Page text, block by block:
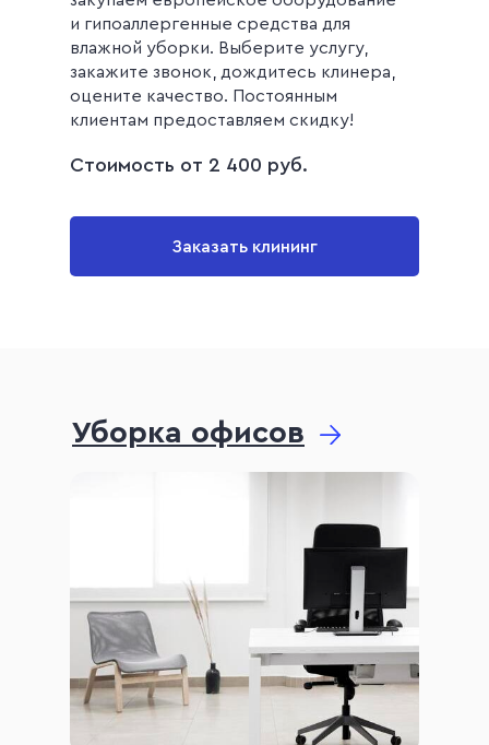
и гипоаллергенные средства для
влажной уборки. Выберите услугу,
закажите звонок, дождитесь клинера,
оцените качество. Постоянным
клиентам предоставляем скидку!
Стоимость от 2 400 руб.
Заказать клининг
Уборка офисов